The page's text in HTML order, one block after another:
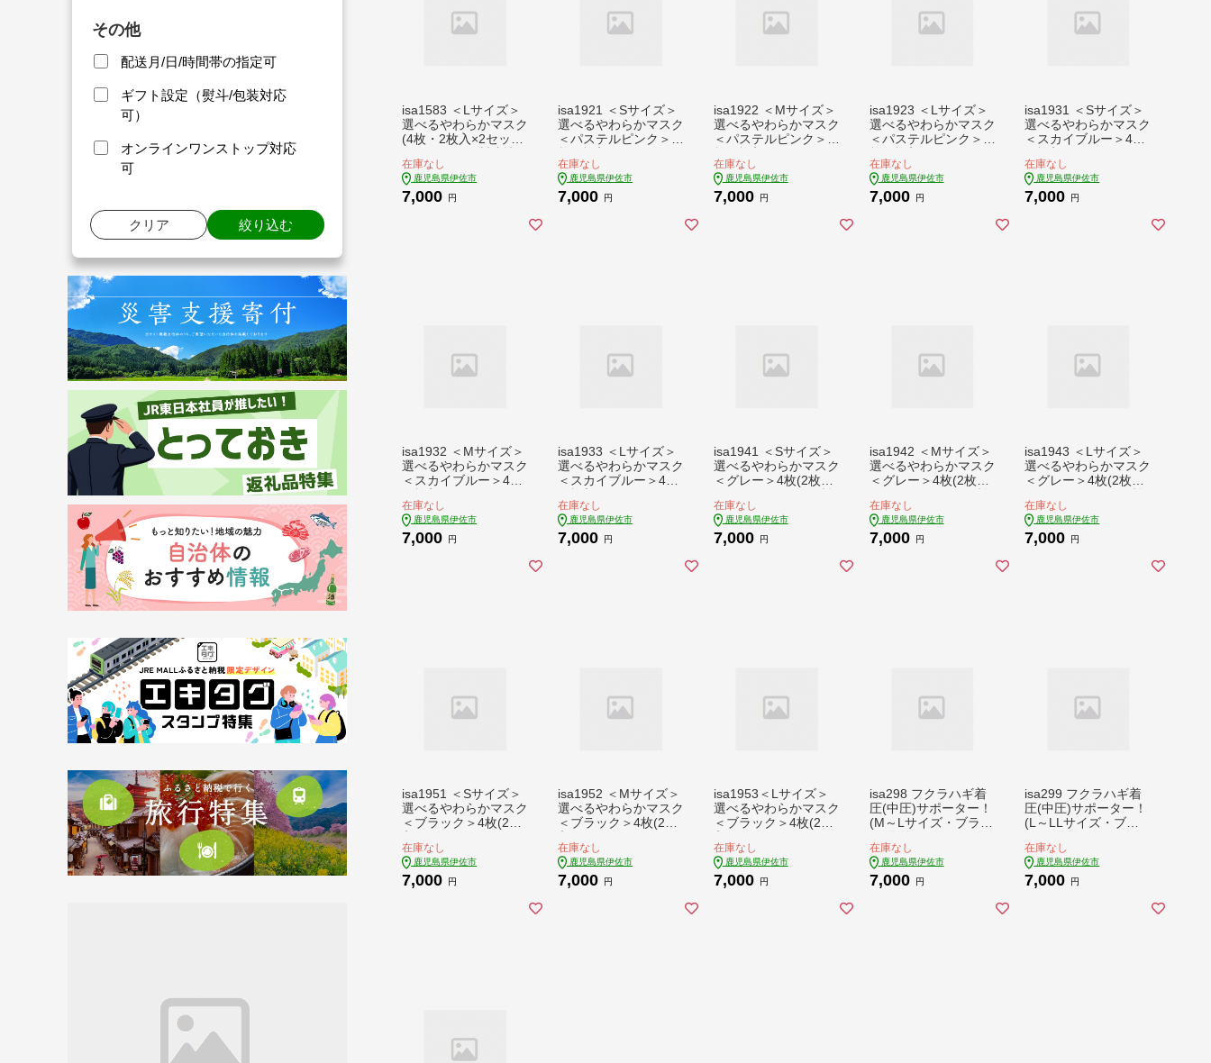
その他
配送月/日/時間帯の指定可
ギフト設定（熨斗/包装対応
可）
オンラインワンストップ対応
可
クリア 絞り込む
isa1583 ＜Lサイズ＞
選べるやわらかマスク
(4枚・2枚入×2セット)
を活かした縫い目の無
い立体構造でぴったり
フィットするホワイト
在庫なし
鹿児島県伊佐市
7,000 円
isa1921 ＜Sサイズ＞
選べるやわらかマスク
＜パステルピンク＞4
ベルの効果で抗菌・消
臭・制菌加工済み！ス
トッキング製造技術を
在庫なし
鹿児島県伊佐市
7,000 円
isa1922 ＜Mサイズ＞
選べるやわらかマスク
＜パステルピンク＞4
ルの効果で抗菌・消
臭・制菌加工済み！ス
トッキング製造技術を
在庫なし
鹿児島県伊佐市
7,000 円
isa1923 ＜Lサイズ＞
選べるやわらかマスク
＜パステルピンク＞4
ルの効果で抗菌・消
臭・制菌加工済み！ス
トッキング製造技術を
在庫なし
鹿児島県伊佐市
7,000 円
isa1931 ＜Sサイズ＞
選べるやわらかマスク
＜スカイブルー＞4枚
ルの効果で抗菌・消
臭・制菌加工済み！ス
トッキング製造技術を
在庫なし
鹿児島県伊佐市
7,000 円
isa1932 ＜Mサイズ＞
選べるやわらかマスク
＜スカイブルー＞4枚
ルの効果で抗菌・消
臭・制菌加工済み！ス
トッキング製造技術を
在庫なし
鹿児島県伊佐市
7,000 円
isa1933 ＜Lサイズ＞
選べるやわらかマスク
＜スカイブルー＞4枚
ルの効果で抗菌・消
臭・制菌加工済み！ス
トッキング製造技術を
在庫なし
鹿児島県伊佐市
7,000 円
isa1941 ＜Sサイズ＞
選べるやわらかマスク
＜グレー＞4枚(2枚入
果で抗菌・消臭・制菌
加工済み！ストッキン
グ製造技術を活かした
在庫なし
鹿児島県伊佐市
7,000 円
isa1942 ＜Mサイズ＞
選べるやわらかマスク
＜グレー＞4枚(2枚入
果で抗菌・消臭・制菌
加工済み！ストッキン
グ製造技術を活かした
在庫なし
鹿児島県伊佐市
7,000 円
isa1943 ＜Lサイズ＞
選べるやわらかマスク
＜グレー＞4枚(2枚入
果で抗菌・消臭・制菌
加工済み！ストッキン
グ製造技術を活かした
在庫なし
鹿児島県伊佐市
7,000 円
isa1951 ＜Sサイズ＞
選べるやわらかマスク
＜ブラック＞4枚(2枚
効果で抗菌・消臭・制
菌加工済み！ストッキ
ング製造技術を活かし
在庫なし
鹿児島県伊佐市
7,000 円
isa1952 ＜Mサイズ＞
選べるやわらかマスク
＜ブラック＞4枚(2枚
効果で抗菌・消臭・制
菌加工済み！ストッキ
ング製造技術を活かし
在庫なし
鹿児島県伊佐市
7,000 円
isa1953＜Lサイズ＞
選べるやわらかマスク
＜ブラック＞4枚(2枚
効果で抗菌・消臭・制
菌加工済み！ストッキ
ング製造技術を活かし
在庫なし
鹿児島県伊佐市
7,000 円
isa298 フクラハギ着
圧(中圧)サポーター！
(M～Lサイズ・ブラッ
ギまでの段階的着圧！
筋肉疲労やムクミが気
になる方に！【スカラ
在庫なし
鹿児島県伊佐市
7,000 円
isa299 フクラハギ着
圧(中圧)サポーター！
(L～LLサイズ・ブラ
ハギまでの段階的着
圧！筋肉疲労やムクミ
が気になる方に！【ス
在庫なし
鹿児島県伊佐市
7,000 円